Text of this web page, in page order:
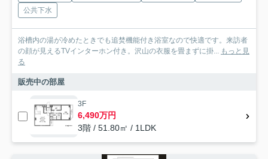
公共下水
浴槽内の湯が冷めたときでも追焚機能付き浴室なので快適です。来訪者
の顔が見えるTVインターホン付き。沢山の衣服を畳まずに掛... もっと見
る
販売中の部屋
3F
6,490万円
3階 / 51.80㎡ / 1LDK